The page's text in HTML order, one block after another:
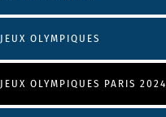
JEUX OLYMPIQUES
JEUX OLYMPIQUES PARIS 2024